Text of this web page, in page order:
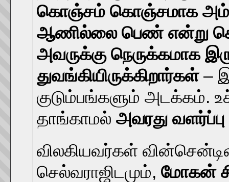
கொஞ்சம் கொஞ்சமாக
ஆணில்லை பெண் என்று
அவருக்கு நெருக்கமாக
துவங்கியிருக்கிறார்கள்–
குடும்பங்களும் அடக்கம்.
தாங்காமல் அவரது
விலகியவர்கள்
செல்வராஜிடமும், மோகன்